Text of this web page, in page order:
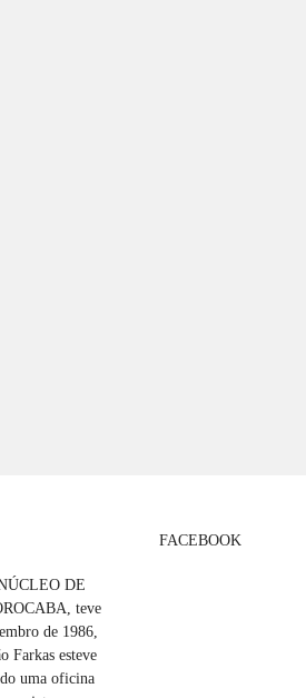
DE
teve
de 1986,
Farkas esteve
uma oficina
FACEBOOK